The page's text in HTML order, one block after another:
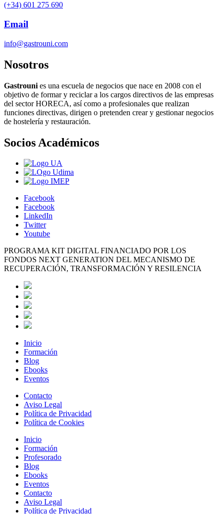
(+34) 601 275 690
Email
info@gastrouni.com
Nosotros
Gastrouni es una escuela de negocios que nace en 2008 con el
objetivo de formar y reciclar a los cargos directivos de las empresas
del sector HORECA, así como a profesionales que realizan
funciones directivas, dirigen o pretenden crear y gestionar negocios
de hostelería y restauración.
Socios Académicos
Facebook
Facebook
LinkedIn
Twitter
Youtube
PROGRAMA KIT DIGITAL FINANCIADO POR LOS
FONDOS NEXT GENERATION DEL MECANISMO DE
RECUPERACIÓN, TRANSFORMACIÓN Y RESILENCIA
Inicio
Formación
Blog
Ebooks
Eventos
Contacto
Aviso Legal
Política de Privacidad
Política de Cookies
Inicio
Formación
Profesorado
Blog
Ebooks
Eventos
Contacto
Aviso Legal
Política de Privacidad